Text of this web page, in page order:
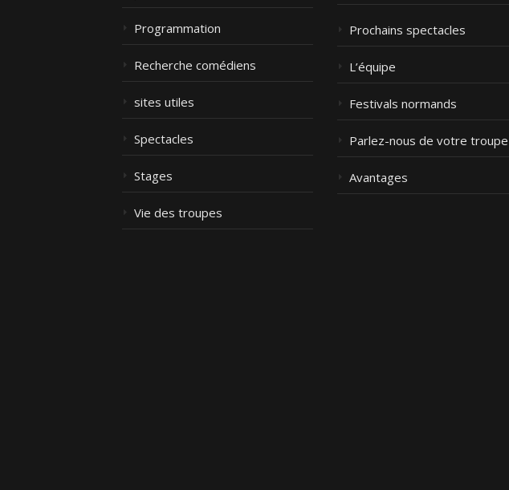
Programmation
Recherche comédiens
sites utiles
Spectacles
Stages
Vie des troupes
Prochains spectacles
L’équipe
Festivals normands
Parlez-nous de votre troupe
Avantages